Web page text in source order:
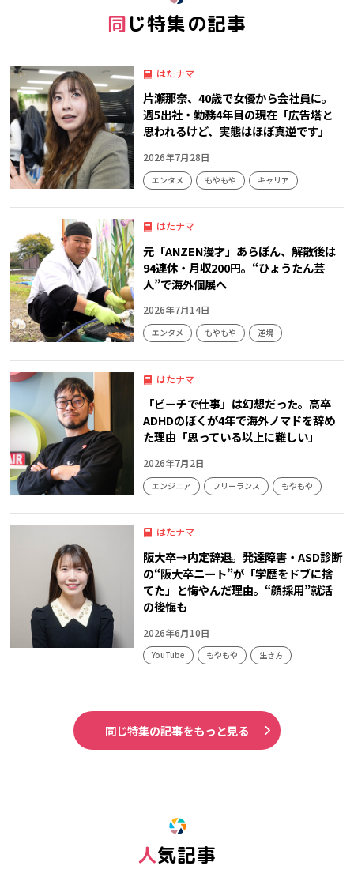
同じ特集の記事
はたナマ
片瀬那奈、40歳で女優から会社員に。
週5出社・勤務4年目の現在「広告塔と
思われるけど、実態はほぼ真逆です」
2026年7月28日
エンタメ もやもや キャリア
はたナマ
元「ANZEN漫才」あらぽん、解散後は
94連休・月収200円。“ひょうたん芸
人”で海外個展へ
2026年7月14日
エンタメ もやもや 逆境
はたナマ
「ビーチで仕事」は幻想だった。高卒
ADHDのぼくが4年で海外ノマドを辞め
た理由「思っている以上に難しい」
2026年7月2日
エンジニア フリーランス もやもや
はたナマ
阪大卒→内定辞退。発達障害・ASD診断
の“阪大卒ニート”が「学歴をドブに捨
てた」と悔やんだ理由。“顔採用”就活
の後悔も
2026年6月10日
YouTube もやもや 生き方
同じ特集の記事をもっと見る
人気記事